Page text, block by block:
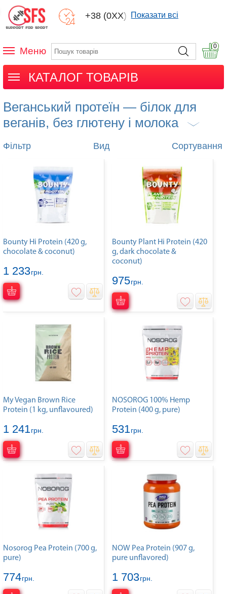
+38 (0XX) XXXПоказати всі
Меню 0
КАТАЛОГ ТОВАРІВ
Веганський протеїн — білок для
веганів, без глютену і молока
Фільтр Вид Сортування
Bounty Hi Protein (420 g,
chocolate & coconut)
1 233грн.
Bounty Plant Hi Protein (420
g, dark chocolate &
coconut)
975грн.
My Vegan Brown Rice
Protein (1 kg, unflavoured)
1 241грн.
NOSOROG 100% Hemp
Protein (400 g, pure)
531грн.
Nosorog Pea Protein (700 g,
pure)
774грн.
NOW Pea Protein (907 g,
pure unflavored)
1 703грн.